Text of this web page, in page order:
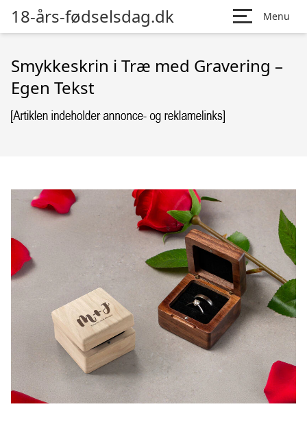
18-års-fødselsdag.dk Menu
Smykkeskrin i Træ med Gravering –
Egen Tekst